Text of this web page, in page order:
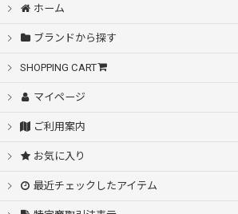
並び順:
ホーム
ブランドから探す
SHOPPING CART
マイページ
ご利用案内
お気に入り
最近チェックしたアイテム